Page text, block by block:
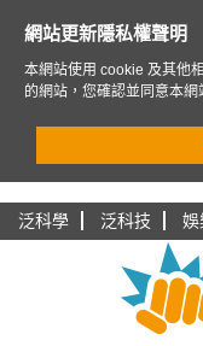
泛科學 泛科技 娛
網站更新隱私權聲明
本網站使用 cookie 及其他
的網站，您確認並同意本網